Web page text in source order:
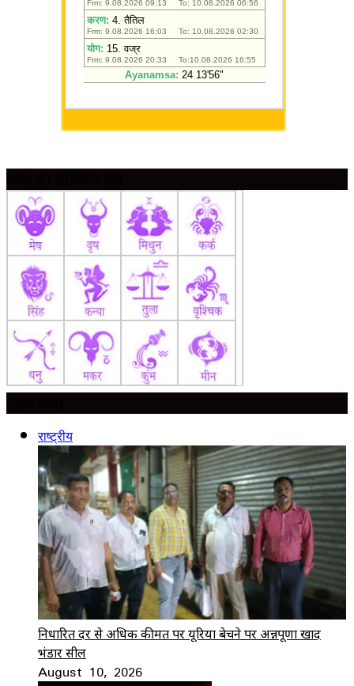
राष्ट्रीय
निर्धारित दर से अधिक कीमत पर यूरिया बेचने पर अन्नपूर्णा खाद
भंडार सील
August 10, 2026